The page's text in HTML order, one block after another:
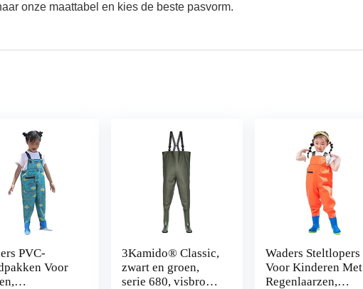
onze maattabel en kies de beste pasvorm.
PVC-
Voor
3Kamido® Classic,
zwart en groen,
serie 680, visbroek
Waders Steltlopers
Voor Kinderen Met
Regenlaarzen,